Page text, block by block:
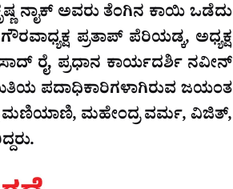
ನಾೖಕ್ ಅವರು ತೆಂಗಿನ ಕಾಯಿ ಒಡೆದು
ಪ್ರತಾಪ್ ಪೆರಿಯಡ್ಕ, ಅಧ್ಯಕ್ಷ
ರೈ, ಪ್ರಧಾನ ಕಾರ್ಯದರ್ಶಿ ನವೀನ್
ಪದಾಧಿಕಾರಿಗಳಾಗಿರುವ ಜಯಂತ
ಮಹೇಂದ್ರ ವರ್ಮ, ವಿಜಿತ್,